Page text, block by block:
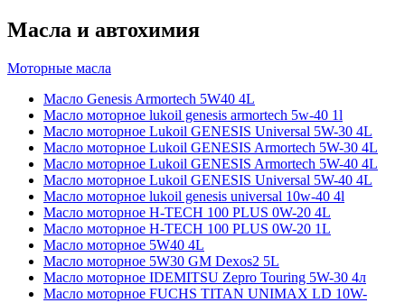
Масла и автохимия
Моторные масла
Масло Genesis Armortech 5W40 4L
Масло моторное lukoil genesis armortech 5w-40 1l
Масло моторное Lukoil GENESIS Universal 5W-30 4L
Масло моторное Lukoil GENESIS Armortech 5W-30 4L
Масло моторное Lukoil GENESIS Armortech 5W-40 4L
Масло моторное Lukoil GENESIS Universal 5W-40 4L
Масло моторное lukoil genesis universal 10w-40 4l
Масло моторное H-TECH 100 PLUS 0W-20 4L
Масло моторное H-TECH 100 PLUS 0W-20 1L
Масло моторное 5W40 4L
Масло моторное 5W30 GM Dexos2 5L
Масло моторное IDEMITSU Zepro Touring 5W-30 4л
Масло моторное FUCHS TITAN UNIMAX LD 10W-